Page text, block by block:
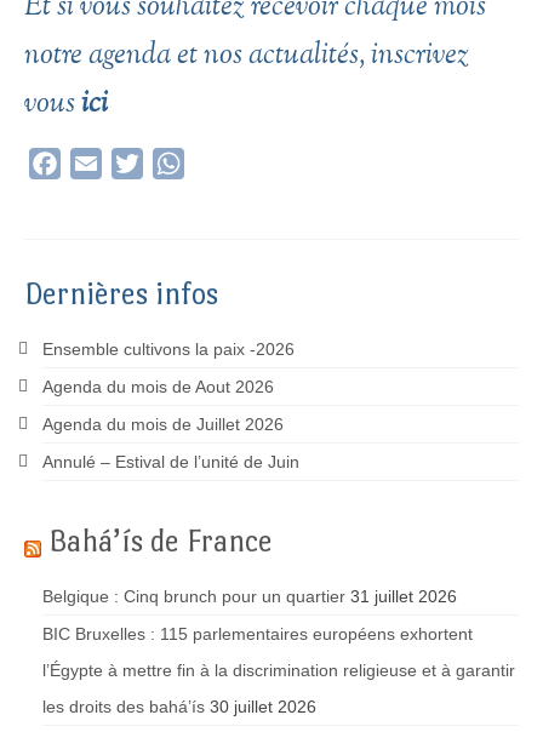
notre agenda et nos actualités, inscrivez
vousici
Facebook
Email Twitter
Dernières infos
Ensemble cultivons la paix -2026
Agenda du mois de Aout 2026
Agenda du mois de Juillet 2026
Annulé – Estival de l’unité de Juin
Bahá’ís de France
Belgique : Cinq brunch pour un quartier 31 juillet 2026
BIC Bruxelles : 115 parlementaires européens exhortent
l’Égypte à mettre fin à la discrimination religieuse et à garantir
les droits des bahá’ís 30 juillet 2026